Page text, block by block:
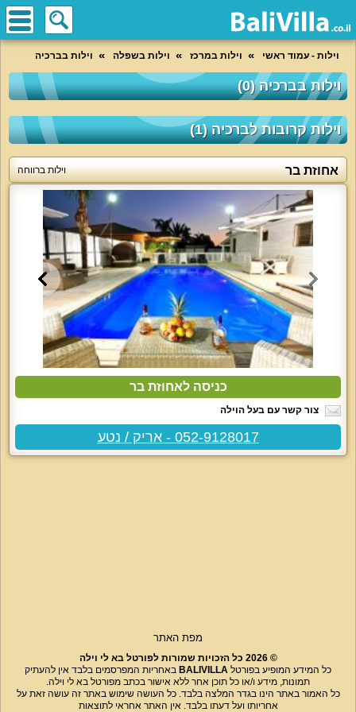
וילות - עמוד ראשי וילות במרכז וילות בשפלה וילות בברכיה
וילות בברכיה (0)
וילות קרובות לברכיה (1)
אחוזת בר וילות ברווחה
כניסה לאחוזת בר
צור קשר עם בעל הוילה
052-9128017 - אריק / נטע
מפת האתר
© 2026 כל הזכויות שמורות לפורטל בא לי וילה
כל המידע המופיע בפורטל BALIVILLA באחריות המפרסמים בלבד אין להעתיק
תמונות, מידע ו/או כל תוכן אחר ללא אישור בכתב מפורטל בא לי וילה.
כל האמור באתר הינו בגדר המלצה בלבד. כל העושה שימוש באתר זה עושה זאת על
אחריותו ועל דעתו בלבד. אין האתר אחראי לתוצאות